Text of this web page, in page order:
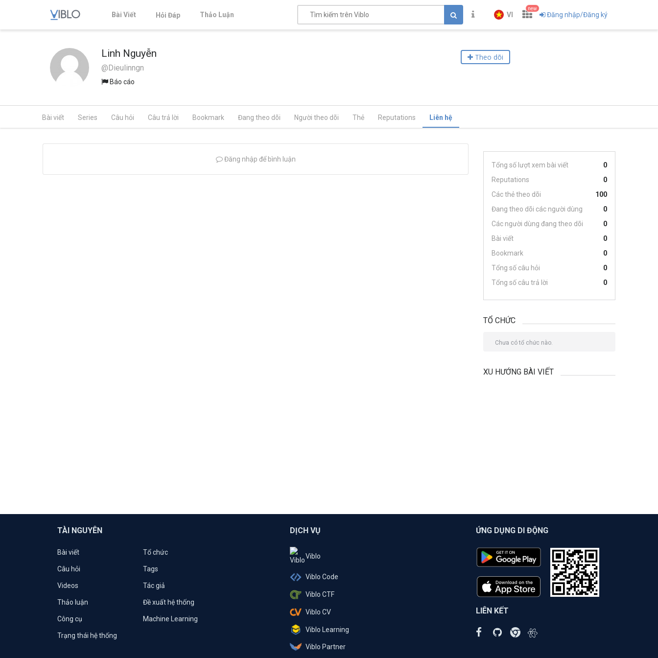
Bài Viết Hỏi Đáp Thảo Luận VI
new
Đăng nhập/Đăng ký
Linh Nguyễn
@Dieulinngn
Báo cáo
Theo dõi
Bài viết Series Câu hỏi Câu trả lời Bookmark Đang theo dõi Người theo dõi Thẻ Reputations Liên hệ
Đăng nhập để bình luận
Tổng số lượt xem bài viết
0
Reputations
0
Các thẻ theo dõi
100
Đang theo dõi các người dùng
0
Các người dùng đang theo dõi
0
Bài viết
0
Bookmark
0
Tổng số câu hỏi
0
Tổng số câu trả lời
0
TỔ CHỨC
Chưa có tổ chức nào.
XU HƯỚNG BÀI VIẾT
TÀI NGUYÊN
Bài viết Tổ chức
Câu hỏi Tags
Videos Tác giả
Thảo luận Đề xuất hệ thống
Công cụ Machine Learning
Trạng thái hệ thống
DỊCH VỤ
Viblo
Viblo Code
Viblo CTF
Viblo CV
Viblo Learning
Viblo Partner
ỨNG DỤNG DI ĐỘNG
LIÊN KẾT